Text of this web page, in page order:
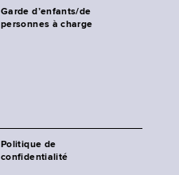
Garde d’enfants/de
personnes à charge
Politique de
confidentialité